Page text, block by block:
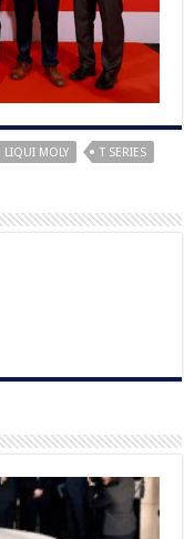
LIQUI MOLY T SERIES